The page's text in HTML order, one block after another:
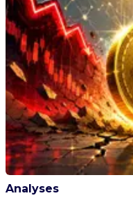
Analyses